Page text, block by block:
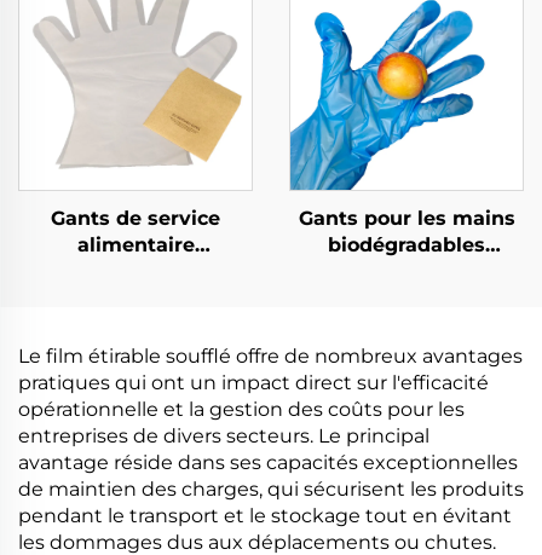
PBAT amidon de maïs
Gants de service
alimentaire
PBAT amidon de maïs
Gants pour les mains
biodégradables
Le film étirable soufflé offre de nombreux avantages
pratiques qui ont un impact direct sur l'efficacité
opérationnelle et la gestion des coûts pour les
entreprises de divers secteurs. Le principal
avantage réside dans ses capacités exceptionnelles
de maintien des charges, qui sécurisent les produits
pendant le transport et le stockage tout en évitant
les dommages dus aux déplacements ou chutes.